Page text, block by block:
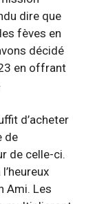
dire que
fèves en
décidé
en offrant
d’acheter
de
de celle-ci.
Ami. Les